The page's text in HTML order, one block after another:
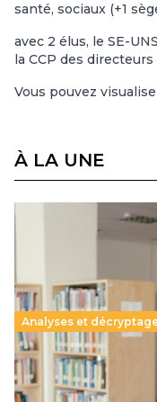
santé, sociaux (+1
avec 2 élus, le SE-
la CCP des directeurs
Vous pouvez
À LA UNE
Analyses et
Supérieur privé :
promesse